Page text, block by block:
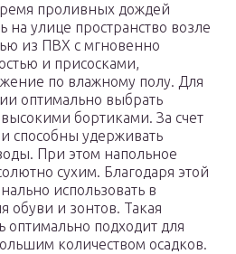
проливных дождей
на улице пространство возле
из ПВХ с мгновенно
и присосками,
по влажному полу. Для
оптимально выбрать
бортиками. За счет
способны удерживать
При этом напольное
сухим. Благодаря этой
использовать в
обуви и зонтов. Такая
оптимально подходит для
количеством осадков.